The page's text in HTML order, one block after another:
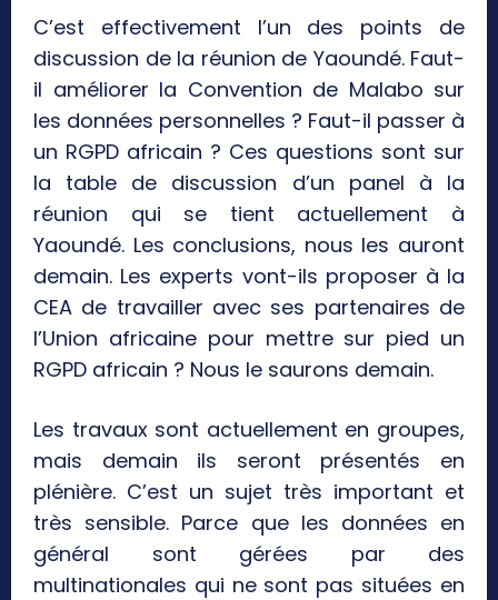
C’est effectivement l’un des points de
discussion de la réunion de Yaoundé. Faut-
il améliorer la Convention de Malabo sur
les données personnelles ? Faut-il passer à
un RGPD africain ? Ces questions sont sur
la table de discussion d’un panel à la
réunion qui se tient actuellement à
Yaoundé. Les conclusions, nous les auront
demain. Les experts vont-ils proposer à la
CEA de travailler avec ses partenaires de
l’Union africaine pour mettre sur pied un
RGPD africain ? Nous le saurons demain.
Les travaux sont actuellement en groupes,
mais demain ils seront présentés en
plénière. C’est un sujet très important et
très sensible. Parce que les données en
général sont gérées par des
multinationales qui ne sont pas situées en